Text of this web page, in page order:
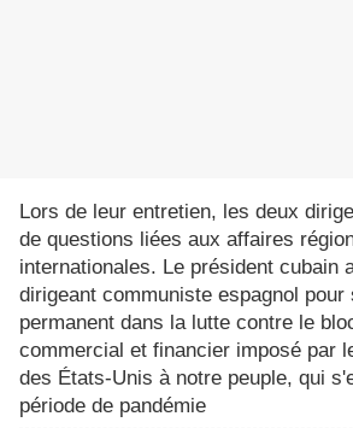
Lors de leur entretien, les deux
de questions liées aux affaires
internationales. Le président cubain
dirigeant communiste espagnol pour
permanent dans la lutte contre le
commercial et financier imposé par
des États-Unis à notre peuple, qui
période de pandémie